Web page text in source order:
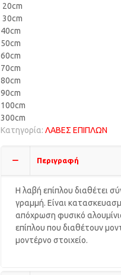
20cm
30cm
40cm
50cm
60cm
70cm
80cm
90cm
100cm
300cm
Κατηγορία: ΛΑΒΕΣ ΕΠΙΠΛΩΝ
Περιγραφή
Η λαβή επίπλου διαθέτει
γραμμή. Είναι
απόχρωση φυσικό
επίπλου που διαθέτουν
μοντέρνο στοιχείο.